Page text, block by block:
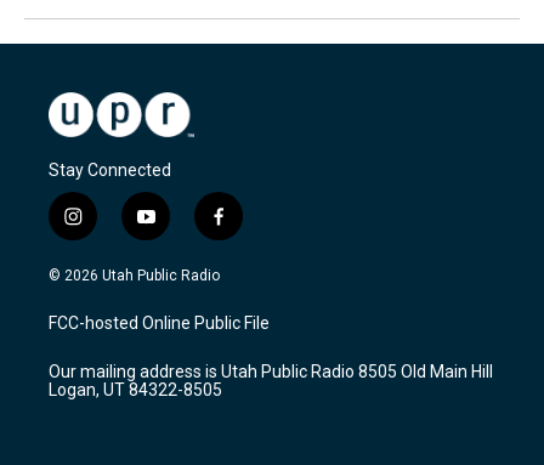
Stay Connected
i
n
s
a
g
a
m
y
o
u
u
b
f
a
c
b
o
k
© 2026 Utah Public Radio
FCC-hosted Online Public File
Our mailing address is Utah Public Radio 8505 Old Main Hill
Logan, UT 84322-8505